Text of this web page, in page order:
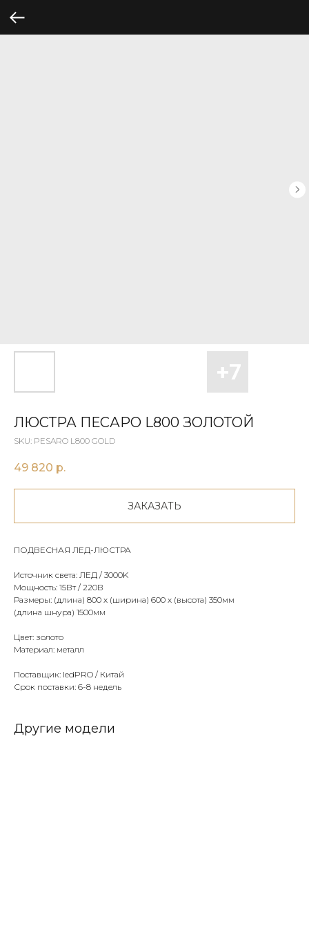
ЛЮСТРА ПЕСАРО L800 ЗОЛОТОЙ
SKU: PESARO L800 GOLD
49 820 р.
ЗАКАЗАТЬ
ПОДВЕСНАЯ ЛЕД-ЛЮСТРА
Источник света: ЛЕД / 3000K
Мощность: 15Вт / 220В
Размеры: (длина) 800 х (ширина) 600 х (высота) 350мм
(длина шнура) 1500мм
Цвет: золото
Материал: металл
Поставщик: ledPRO / Китай
Срок поставки: 6-8 недель
Другие модели